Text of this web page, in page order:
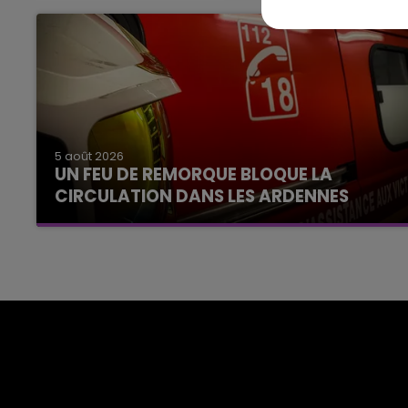
5 août 2026
UN FEU DE REMORQUE BLOQUE LA
CIRCULATION DANS LES ARDENNES
Un feu de remorque s'est déclaré ce mercredi